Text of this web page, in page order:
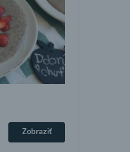
Zobraziť